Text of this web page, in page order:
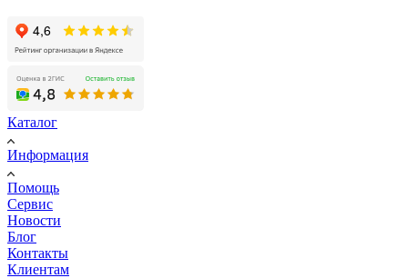
Каталог
Информация
Помощь
Сервис
Новости
Блог
Контакты
Клиентам